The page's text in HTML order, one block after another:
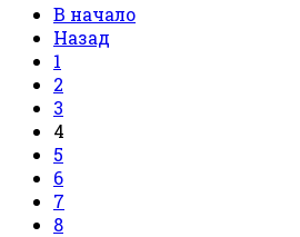
В начало
Назад
1
2
3
4
5
6
7
8